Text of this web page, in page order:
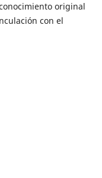
original
con el